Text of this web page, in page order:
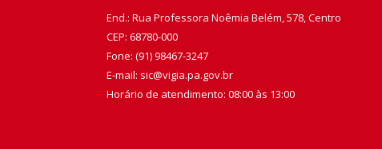
End.: Rua Professora Noêmia Belém, 578, Centro
CEP: 68780-000
Fone: (91) 98467-3247
E-mail: sic@vigia.pa.gov.br
Horário de atendimento: 08:00 às 13:00